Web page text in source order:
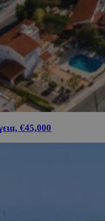
€45,000